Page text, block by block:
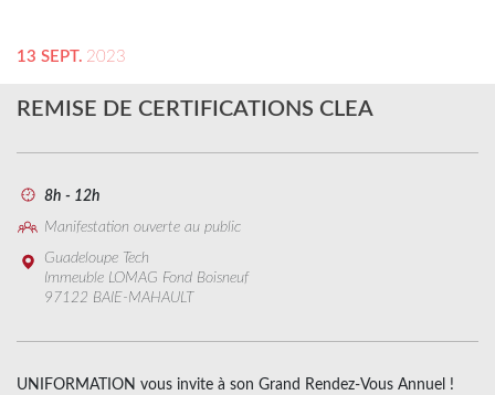
13 SEPT. 2023
REMISE DE CERTIFICATIONS CLEA
8h - 12h
Manifestation ouverte au public
Guadeloupe Tech
Immeuble LOMAG Fond Boisneuf
97122 BAIE-MAHAULT
UNIFORMATION vous invite à son Grand Rendez-Vous Annuel !